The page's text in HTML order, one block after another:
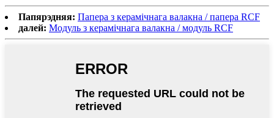
Папярэдняя: Папера з керамічнага валакна / папера RCF
далей: Модуль з керамічнага валакна / модуль RCF